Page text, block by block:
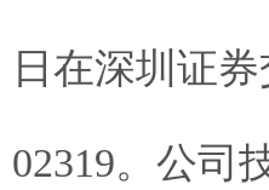
日在深圳证
02319。公司